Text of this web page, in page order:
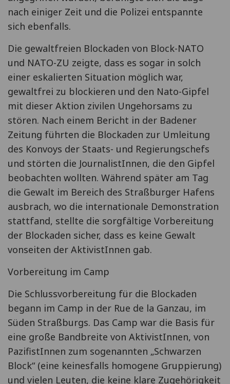
nach einiger Zeit und die Polizei entspannte
sich ebenfalls.
Die gewaltfreien Blockaden von Block-NATO
und NATO-ZU zeigte, dass es sogar in solch
einer eskalierten Situation möglich war,
gewaltfrei zu blockieren und den Nato-Gipfel
mit dieser Aktion zivilen Ungehorsams zu
stören. Nach einem Bericht in der Badener
Zeitung führten die Blockaden zur Umleitung
des Konvoys der Staats- und Regierungschefs
und störten die JournalistInnen, die den Gipfel
beobachten wollten. Während später am Tag
die Gewalt im Bereich des Straßburger Hafens
ausbrach, wo die internationale Demonstration
stattfand, stellte die sorgfältige Vorbereitung
der Blockaden sicher, dass es keine Gewalt
vonseiten der AktivistInnen gab.
Vorbereitung im Camp
Die Schlussvorbereitung für die Blockaden
begann im Camp in der Rue de la Ganzau, im
Süden Straßburgs. Das Camp war die Basis für
eine große Bandbreite von AktivistInnen, von
PazifistInnen zum sogenannten „Schwarzen
Block“ (eine keinesfalls homogene Gruppierung)
und vielen Leuten, die keine klare Zugehörigkeit